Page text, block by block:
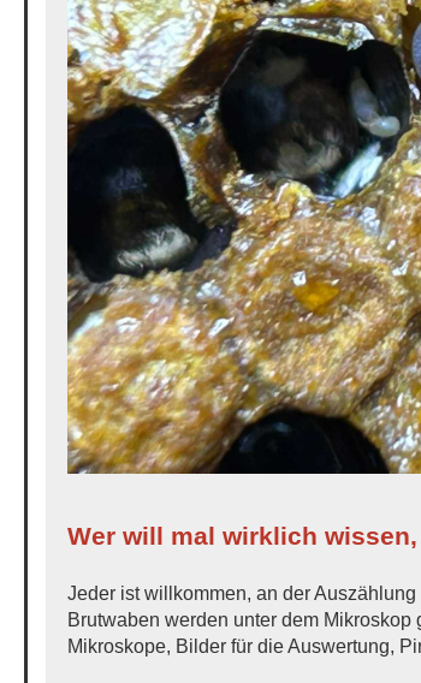
Wer will mal wirklich
Jeder ist willkommen, an der Auszählung
Brutwaben werden unter dem
Mikroskope, Bilder für die Auswertung,